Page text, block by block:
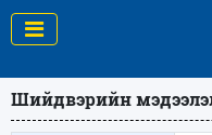
Шийдвэрийн